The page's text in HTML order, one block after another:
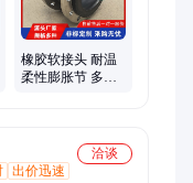
橡胶软接头 耐温
柔性膨胀节 多种
洽谈
出价迅速